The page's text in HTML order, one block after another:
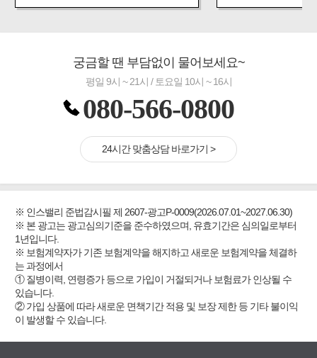
궁금할 땐 부담없이 물어보세요~
평일 9시 ~ 21시 / 토요일 10시 ~ 16시
080-566-0800
24시간 맞춤상담 바로가기 >
※ 인스밸리 준법감시필 제 2607-광고P-0009(2026.07.01~2027.06.30)
※ 본 광고는 광고심의기준을 준수하였으며, 유효기간은 심의일로부터
1년입니다.
※ 보험계약자가 기존 보험계약을 해지하고 새로운 보험계약을 체결하
는 과정에서
① 질병이력, 연령증가 등으로 가입이 거절되거나 보험료가 인상될 수
있습니다.
② 가입 상품에 따라 새로운 면책기간 적용 및 보장 제한 등 기타 불이익
이 발생할 수 있습니다.